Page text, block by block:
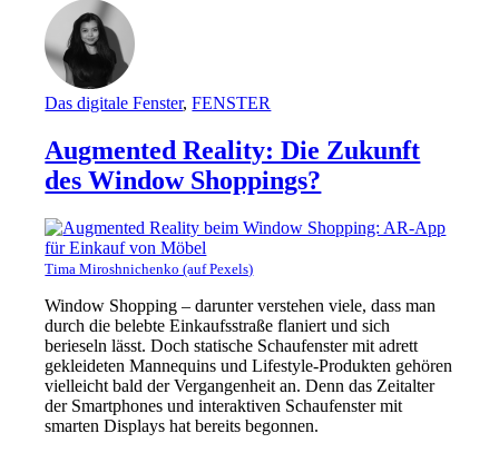
Das digitale Fenster,FENSTER
Augmented Reality: Die Zukunft
des Window Shoppings?
Tima Miroshnichenko (auf Pexels)
Window Shopping – darunter verstehen viele, dass man
durch die belebte Einkaufsstraße flaniert und sich
berieseln lässt. Doch statische Schaufenster mit adrett
gekleideten Mannequins und Lifestyle-Produkten gehören
vielleicht bald der Vergangenheit an. Denn das Zeitalter
der Smartphones und interaktiven Schaufenster mit
smarten Displays hat bereits begonnen.